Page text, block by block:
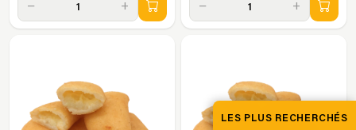
LES PLUS RECHERCHÉS
− 1 + − 1 +